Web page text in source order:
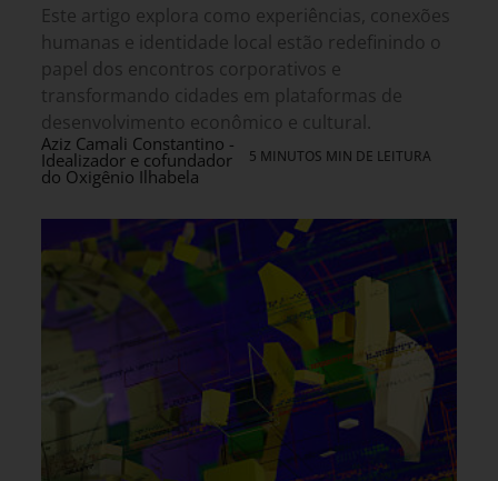
Este artigo explora como experiências, conexões
humanas e identidade local estão redefinindo o
papel dos encontros corporativos e
transformando cidades em plataformas de
desenvolvimento econômico e cultural.
Aziz Camali Constantino -
Idealizador e cofundador
do Oxigênio Ilhabela
5 MINUTOS MIN DE LEITURA